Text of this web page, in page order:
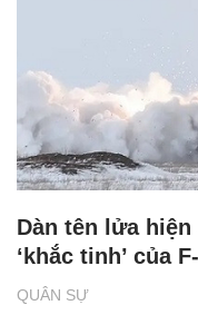
QUÂN SỰ
Dàn tên lửa
‘khắc tinh’ của